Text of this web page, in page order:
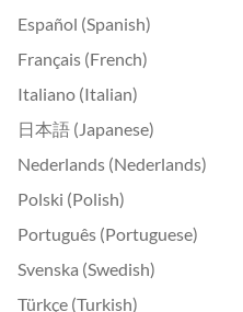
Español (Spanish)
Français (French)
Italiano (Italian)
日本語 (Japanese)
Nederlands (Nederlands)
Polski (Polish)
Português (Portuguese)
Svenska (Swedish)
Türkçe (Turkish)